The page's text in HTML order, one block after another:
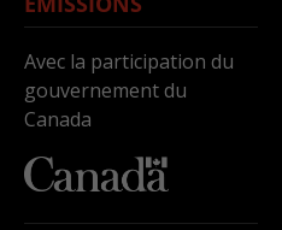
Avec la participation du
gouvernement du
Canada